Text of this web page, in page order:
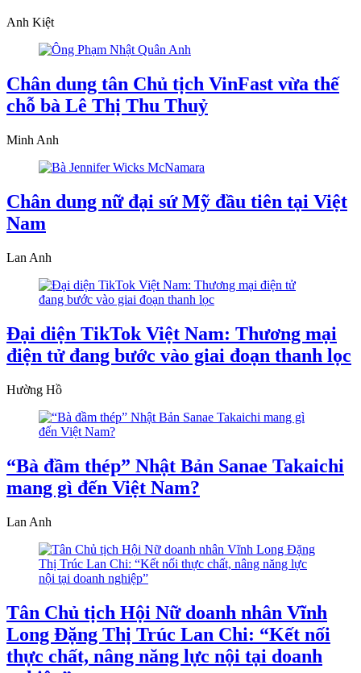
Anh Kiệt
Chân dung tân Chủ tịch VinFast vừa thế
chỗ bà Lê Thị Thu Thuỷ
Minh Anh
Chân dung nữ đại sứ Mỹ đầu tiên tại Việt
Nam
Lan Anh
Đại diện TikTok Việt Nam: Thương mại
điện tử đang bước vào giai đoạn thanh lọc
Hường Hồ
“Bà đầm thép” Nhật Bản Sanae Takaichi
mang gì đến Việt Nam?
Lan Anh
Tân Chủ tịch Hội Nữ doanh nhân Vĩnh
Long Đặng Thị Trúc Lan Chi: “Kết nối
thực chất, nâng năng lực nội tại doanh